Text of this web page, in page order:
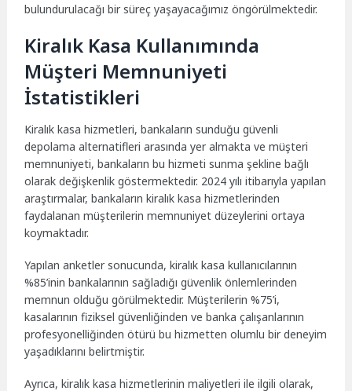
bulundurulacağı bir süreç yaşayacağımız öngörülmektedir.
Kiralık Kasa Kullanımında
Müşteri Memnuniyeti
İstatistikleri
Kiralık kasa hizmetleri, bankaların sunduğu güvenli
depolama alternatifleri arasında yer almakta ve müşteri
memnuniyeti, bankaların bu hizmeti sunma şekline bağlı
olarak değişkenlik göstermektedir. 2024 yılı itibarıyla yapılan
araştırmalar, bankaların kiralık kasa hizmetlerinden
faydalanan müşterilerin memnuniyet düzeylerini ortaya
koymaktadır.
Yapılan anketler sonucunda, kiralık kasa kullanıcılarının
%85’inin bankalarının sağladığı güvenlik önlemlerinden
memnun olduğu görülmektedir. Müşterilerin %75’i,
kasalarının fiziksel güvenliğinden ve banka çalışanlarının
profesyonelliğinden ötürü bu hizmetten olumlu bir deneyim
yaşadıklarını belirtmiştir.
Ayrıca, kiralık kasa hizmetlerinin maliyetleri ile ilgili olarak,